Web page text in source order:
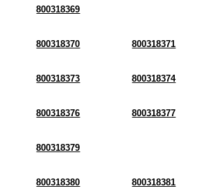
800318369
800318370 800318371
800318373 800318374
800318376 800318377
800318379
800318380 800318381